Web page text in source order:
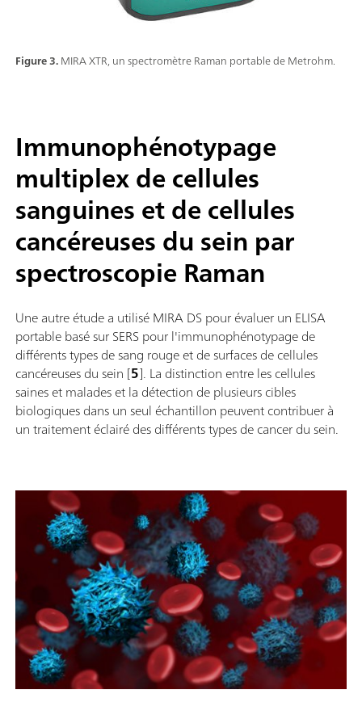
Figure 3.MIRA XTR, un spectromètre Raman portable de Metrohm.
Immunophénotypage
multiplex de cellules
sanguines et de cellules
cancéreuses du sein par
spectroscopie Raman
Une autre étude a utilisé MIRA DS pour évaluer un ELISA
portable basé sur SERS pour l'immunophénotypage de
différents types de sang rouge et de surfaces de cellules
cancéreuses du sein [5]. La distinction entre les cellules
saines et malades et la détection de plusieurs cibles
biologiques dans un seul échantillon peuvent contribuer à
un traitement éclairé des différents types de cancer du sein.